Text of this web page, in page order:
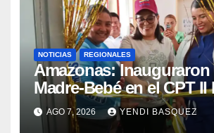
NOTICIAS REGIONALES
​Amazonas:
Madre-Bebé en el CPT II
del Aeropuerto
Rincón
AGO 7, 2026 YENDI BASQUEZ